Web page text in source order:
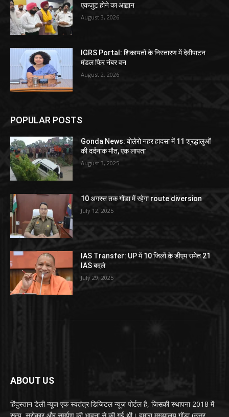
एकजुट होने का आह्वान
August 3, 2026
IGRS Portal: शिकायतों के निस्तारण में देवीपाटन
मंडल फिर नंबर वन
August 2, 2026
POPULAR POSTS
Gonda News: बोलेरो नहर हादसा में 11 श्रद्धालुओं
की दर्दनाक मौत, एक लापता
August 3, 2025
10 अगस्त तक गोंडा में रहेगा route diversion
July 12, 2025
IAS Transfer: UP में 10 जिलों के डीएम समेत 21
IAS बदले
July 29, 2025
ABOUT US
हिंदुस्तान डेली न्यूज एक स्वतंत्र डिजिटल न्यूज़ पोर्टल है, जिसकी स्थापना 2018 में